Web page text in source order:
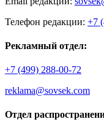
Телефон редакции: +7
Рекламный отдел:
+7 (499) 288-00-72
reklama@sovsek.com
Отдел